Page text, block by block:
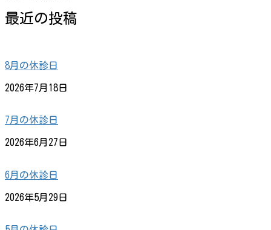
最近の投稿
8月の休診日
2026年7月18日
7月の休診日
2026年6月27日
6月の休診日
2026年5月29日